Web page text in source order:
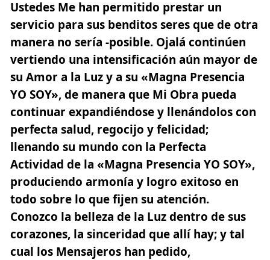
Ustedes Me han permitido prestar un
servicio para sus benditos seres que de otra
manera no sería -posible. Ojalá continúen
vertiendo una intensificación aún mayor de
su Amor a la Luz y a su «Magna Presencia
YO SOY», de manera que Mi Obra pueda
continuar expandiéndose y llenándolos con
perfecta salud, regocijo y felicidad;
llenando su mundo con la Perfecta
Actividad de la «Magna Presencia YO SOY»,
produciendo armonía y logro exitoso en
todo sobre lo que fijen su atención.
Conozco la belleza de la Luz dentro de sus
corazones, la sinceridad que allí hay; y tal
cual los Mensajeros han pedido,